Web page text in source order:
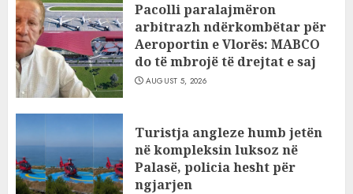
Pacolli paralajmëron
arbitrazh ndërkombëtar për
Aeroportin e Vlorës: MABCO
do të mbrojë të drejtat e saj
AUGUST 5, 2026
Turistja angleze humb jetën
në kompleksin luksoz në
Palasë, policia hesht për
ngjarjen